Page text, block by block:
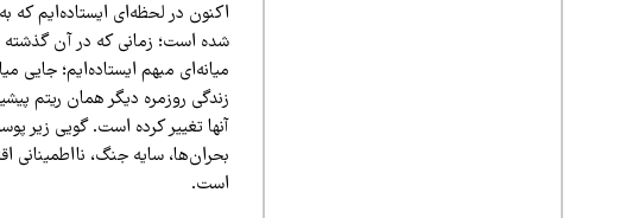
اکنون در لحظه‌ای ایستاده‌ایم که
شده است؛ زمانی که در آن گذشته
میانه‌ای مبهم ایستاده‌ایم؛
زندگی روزمره دیگر همان ریتم
آنها تغییر کرده است. گویی زیر
بحران‌ها، سایه جنگ،
است.